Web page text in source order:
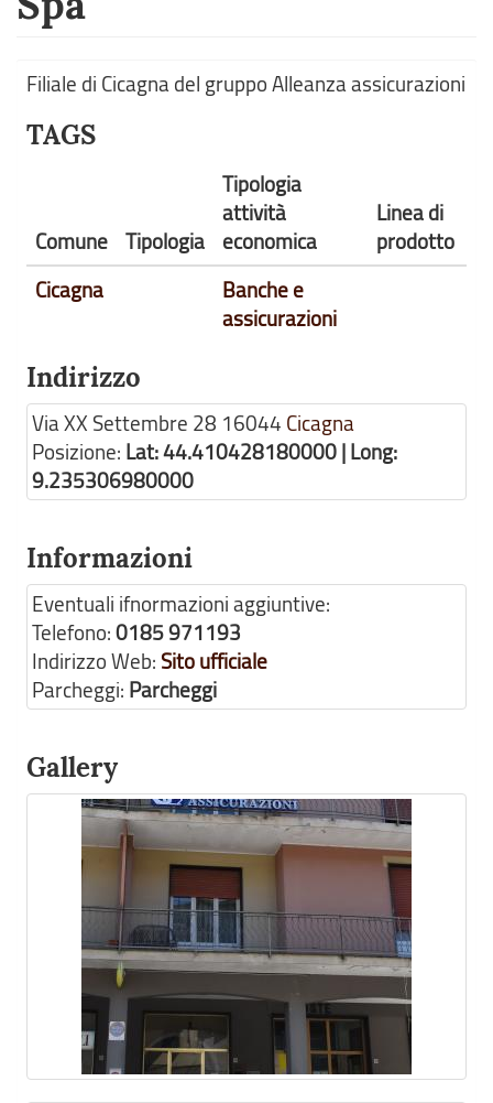
Filiale di Cicagna del gruppo Alleanza assicurazioni
TAGS
Comune Tipologia
Tipologia
attività
economica
Linea di
prodotto
Cicagna
Banche e
assicurazioni
Indirizzo
Via XX Settembre 28 16044 Cicagna
Posizione: Lat: 44.410428180000 | Long:
9.235306980000
Informazioni
Eventuali ifnormazioni aggiuntive:
Telefono:0185 971193
Indirizzo Web: Sito ufficiale
Parcheggi: Parcheggi
Gallery